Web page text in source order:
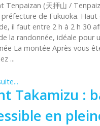
Tenpaizan (天拝山 /
préfecture de Fukuoka.
il faut entre 2 h à 2 h 30
la randonnée, idéale pour
La montée Après vous
...
Takamizu :
en